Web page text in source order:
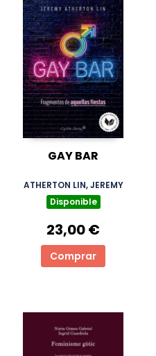
GAY BAR
ATHERTON LIN, JEREMY
Disponible
23,00 €
Comprar